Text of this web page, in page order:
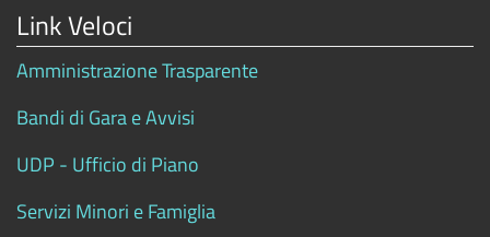
Link Veloci
Amministrazione Trasparente
Bandi di Gara e Avvisi
UDP - Ufficio di Piano
Servizi Minori e Famiglia